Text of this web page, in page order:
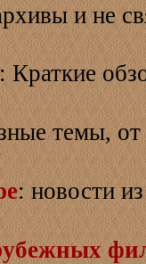
и не
: Краткие
темы,
: новости